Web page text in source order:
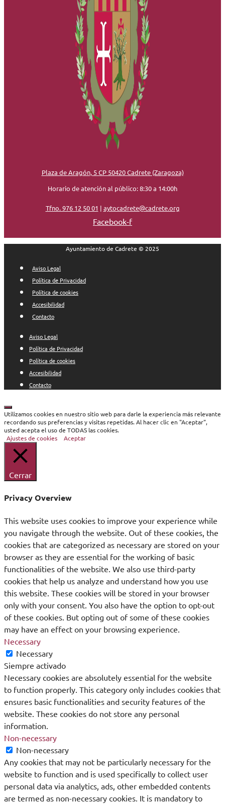
Plaza de Aragón, 5 CP 50420 Cadrete (Zaragoza)
Horario de atención al público: 8:30 a 14:00h
Tfno. 976 12 50 01 | aytocadrete@cadrete.org
Facebook-f
Ayuntamiento de Cadrete © 2025
Aviso Legal
Política de Privacidad
Política de cookies
Accesibilidad
Contacto
Aviso Legal
Política de Privacidad
Política de cookies
Accesibilidad
Contacto
Cerrar
Utilizamos cookies en nuestro sitio web para darle la experiencia más relevante
recordando sus preferencias y visitas repetidas. Al hacer clic en "Aceptar",
usted acepta el uso de TODAS las cookies.
Ajustes de cookies
Aceptar
Cerrar
Privacy Overview
This website uses cookies to improve your experience while
you navigate through the website. Out of these cookies, the
cookies that are categorized as necessary are stored on your
browser as they are essential for the working of basic
functionalities of the website. We also use third-party
cookies that help us analyze and understand how you use
this website. These cookies will be stored in your browser
only with your consent. You also have the option to opt-out
of these cookies. But opting out of some of these cookies
may have an effect on your browsing experience.
Necessary
Necessary
Siempre activado
Necessary cookies are absolutely essential for the website
to function properly. This category only includes cookies that
ensures basic functionalities and security features of the
website. These cookies do not store any personal
information.
Non-necessary
Non-necessary
Any cookies that may not be particularly necessary for the
website to function and is used specifically to collect user
personal data via analytics, ads, other embedded contents
are termed as non-necessary cookies. It is mandatory to